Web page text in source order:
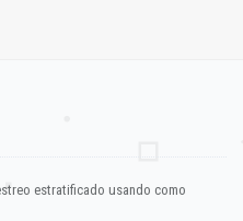
estratificado usando como